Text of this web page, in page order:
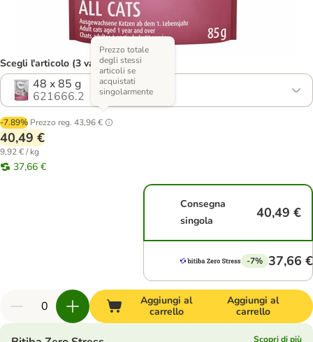
Scegli l'articolo (3 varianti)
48 x 85 g
621666.2
-7.89% Prezzo reg. 43,96 €
Prezzo totale
degli stessi
articoli se
acquistati
singolarmente
40,49 €
9,92 € / kg
37,66 €
Consegna
singola
40,49 €
-7% 37,66 €
Aggiungi al
carrello
Aggiungi al
carrello
Scopri di più